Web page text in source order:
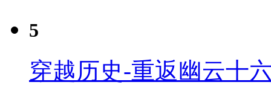
5
穿越历史-重返幽云十